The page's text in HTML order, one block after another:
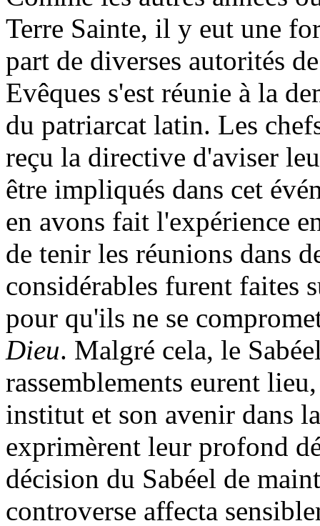
Terre Sainte, il y eut une
part de diverses autorités
Evêques s'est réunie à la
du patriarcat latin. Les
reçu la directive d'aviser
être impliqués dans cet
en avons fait l'expérience
de tenir les réunions dans
considérables furent faites
pour qu'ils ne se
Dieu. Malgré cela, le
rassemblements eurent
institut et son avenir dans
exprimèrent leur profond
décision du Sabéel de
controverse affecta